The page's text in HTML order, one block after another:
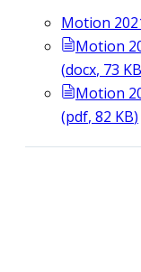
Motion
Motion
(docx, 73 KB
Motion
(pdf, 82 KB)